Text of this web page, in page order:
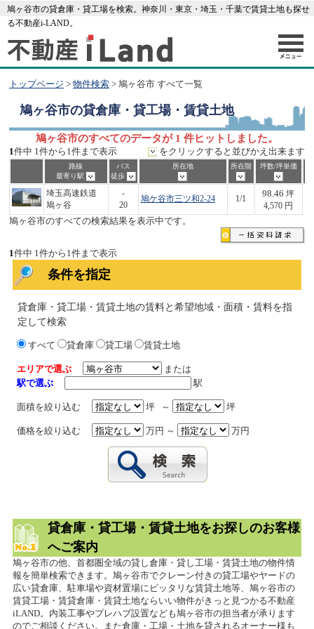
鳩ヶ谷市の貸倉庫・貸工場を検索。神奈川・東京・埼玉・千葉で賃貸土地も探せ
る不動産i-LAND。
トップページ > 物件検索> 鳩ヶ谷市 すべて一覧
鳩ヶ谷市の貸倉庫・貸工場・賃貸土地
鳩ヶ谷市のすべてのデータが 1 件ヒットしました。
1件中 1件から1件まで表示 をクリックすると並びかえ出来ます
路線
最寄り駅
バス
徒歩
所在地 所在階 坪数/坪単価
埼玉高速鉄道
鳩ヶ谷
-
20
鳩ケ谷市三ツ和2-24 1/1
98.46 坪
4,570 円
鳩ヶ谷市のすべての検索結果を表示中です。
1件中 1件から1件まで表示
条件を指定
貸倉庫・貸工場・賃貸土地の賃料と希望地域・面積・賃料を指
定して検索
すべて 貸倉庫 貸工場 賃貸土地
エリアで選ぶ
または
駅で選ぶ
駅
面積を絞り込む 坪 ～ 坪
価格を絞り込む 万円 ～ 万円
貸倉庫・貸工場・賃貸土地をお探しのお客様
へご案内
鳩ヶ谷市の他、首都圏全域の貸し倉庫・貸し工場・賃貸土地の物件情
報を簡単検索できます。鳩ヶ谷市でクレーン付きの貸工場やヤードの
広い貸倉庫、駐車場や資材置場にピッタリな賃貸土地等、鳩ヶ谷市の
賃貸工場・賃貸倉庫・賃貸土地ならいい物件がきっと見つかる不動産
iLAND。内装工事やプレハブ設置なども鳩ヶ谷市の担当者が承ります
のでご相談ください。また倉庫・工場・土地を貸されるオーナー様も